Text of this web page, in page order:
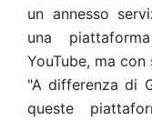
un annesso
una
YouTube, ma
"A differenza di
queste